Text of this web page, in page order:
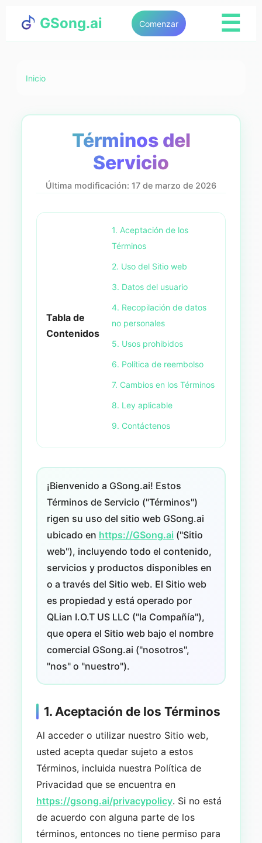
GSong.ai Comenzar ☰
Inicio
Términos del
Servicio
Última modificación: 17 de marzo de 2026
Tabla de
Contenidos
1. Aceptación de los
Términos
2. Uso del Sitio web
3. Datos del usuario
4. Recopilación de datos
no personales
5. Usos prohibidos
6. Política de reembolso
7. Cambios en los Términos
8. Ley aplicable
9. Contáctenos
¡Bienvenido a GSong.ai! Estos
Términos de Servicio ("Términos")
rigen su uso del sitio web GSong.ai
ubicado en https://GSong.ai ("Sitio
web"), incluyendo todo el contenido,
servicios y productos disponibles en
o a través del Sitio web. El Sitio web
es propiedad y está operado por
QLian I.O.T US LLC ("la Compañía"),
que opera el Sitio web bajo el nombre
comercial GSong.ai ("nosotros",
"nos" o "nuestro").
1. Aceptación de los Términos
Al acceder o utilizar nuestro Sitio web,
usted acepta quedar sujeto a estos
Términos, incluida nuestra Política de
Privacidad que se encuentra en
https://gsong.ai/privacypolicy. Si no está
de acuerdo con alguna parte de los
términos, entonces no tiene permiso para